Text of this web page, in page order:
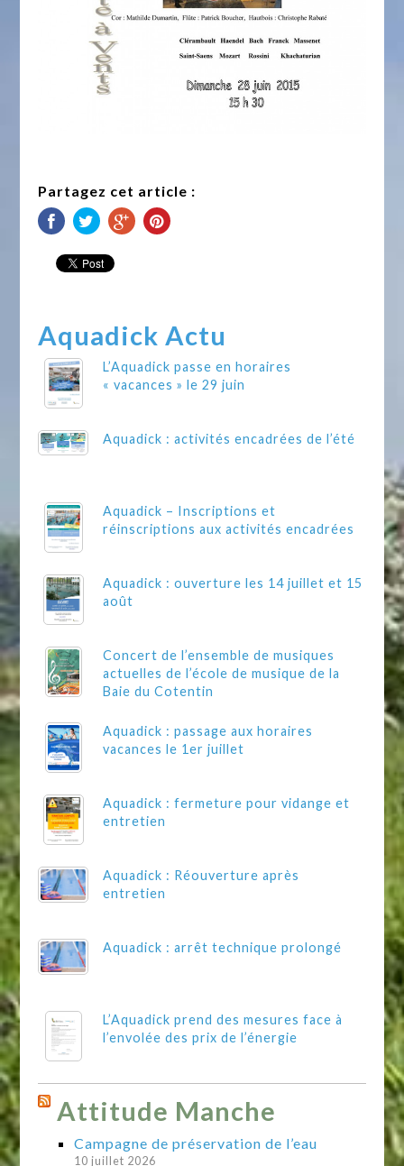
Partagez cet article :
Aquadick Actu
L’Aquadick passe en horaires
« vacances » le 29 juin
Aquadick : activités encadrées de l’été
Aquadick – Inscriptions et
réinscriptions aux activités encadrées
Aquadick : ouverture les 14 juillet et 15
août
Concert de l’ensemble de musiques
actuelles de l’école de musique de la
Baie du Cotentin
Aquadick : passage aux horaires
vacances le 1er juillet
Aquadick : fermeture pour vidange et
entretien
Aquadick : Réouverture après
entretien
Aquadick : arrêt technique prolongé
L’Aquadick prend des mesures face à
l’envolée des prix de l’énergie
Attitude Manche
Campagne de préservation de l’eau
10 juillet 2026